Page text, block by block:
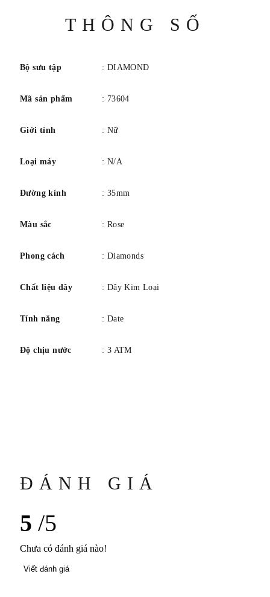
Đường kính vỏ: 35mm
Chống nước ở độ sâu 30m (100ft): nói chung, chịu được
nhưng không thích hợp để bơi lội hoặc tắm
THÔNG SỐ
Bộ sưu tập : DIAMOND
Mã sản phẩm : 73604
Giới tính : Nữ
Loại máy : N/A
Đường kính : 35mm
Màu sắc : Rose
Phong cách : Diamonds
Chất liệu dây : Dây Kim Loại
Tính năng : Date
Độ chịu nước : 3 ATM
ĐÁNH GIÁ
5 /5
Chưa có đánh giá nào!
Viết đánh giá